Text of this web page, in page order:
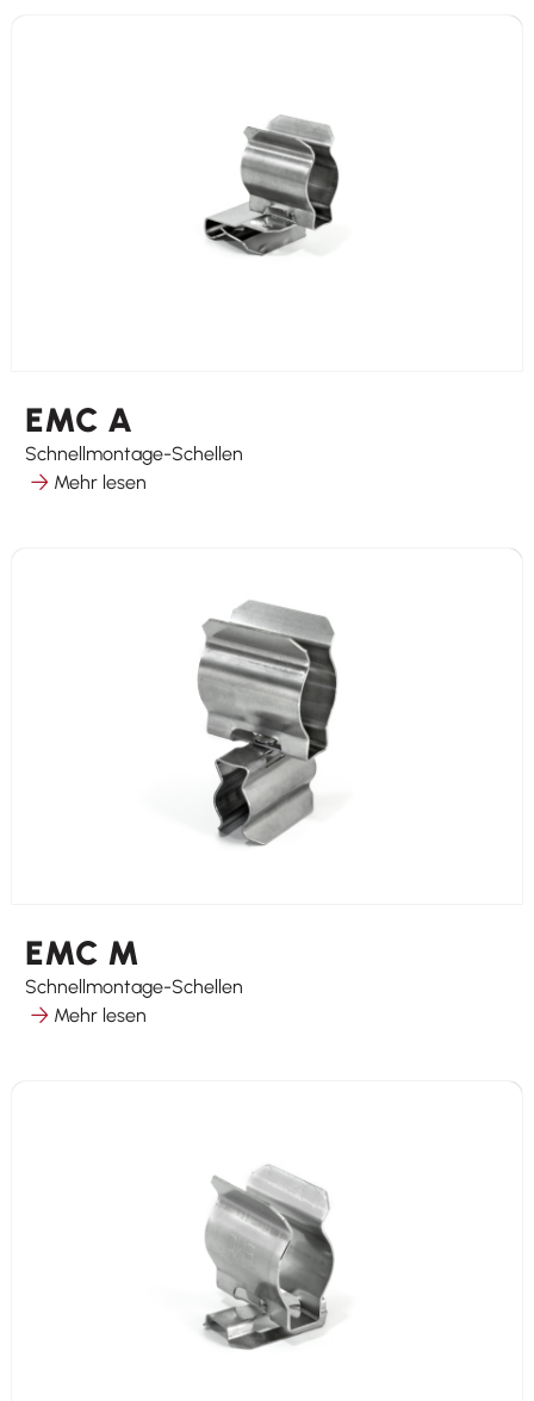
EMC A
Schnellmontage-Schellen
Mehr lesen
EMC M
Schnellmontage-Schellen
Mehr lesen